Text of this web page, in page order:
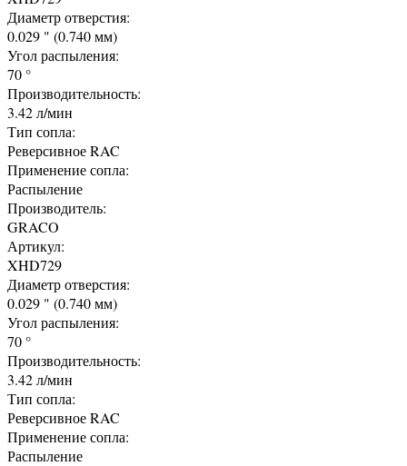
Диаметр отверстия:
0.029 " (0.740 мм)
Угол распыления:
70 °
Производительность:
3.42 л/мин
Тип сопла:
Реверсивное RAC
Применение сопла:
Распыление
Производитель:
GRACO
Артикул:
XHD729
Диаметр отверстия:
0.029 " (0.740 мм)
Угол распыления:
70 °
Производительность:
3.42 л/мин
Тип сопла:
Реверсивное RAC
Применение сопла:
Распыление